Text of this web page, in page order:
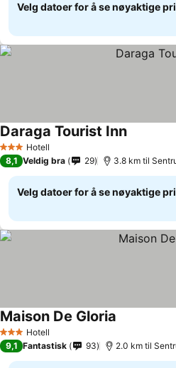
Velg datoer for å se nøyaktige
3 StjernerHotell
Daraga Tourist Inn
8,1 Veldig bra 29 3.8 km til
Velg datoer for å se nøyaktige
3 StjernerHotell
Maison De Gloria
9,1 Fantastisk 93 2.0 km til